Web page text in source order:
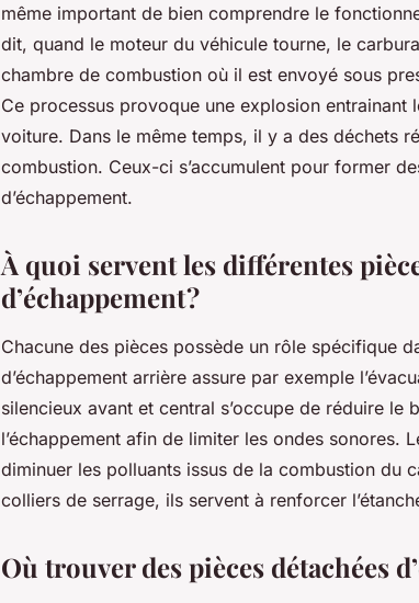
même important de bien comprendre le
dit, quand le moteur du véhicule tourne, le
chambre de combustion où il est envoyé sous
Ce processus provoque une explosion entrainant
voiture. Dans le même temps, il y a des déchets
combustion. Ceux-ci s’accumulent pour former
d’échappement.
À quoi servent les différentes
d’échappement ?
Chacune des pièces possède un rôle spécifique
d’échappement arrière assure par exemple
silencieux avant et central s’occupe de réduire
l’échappement afin de limiter les ondes sonores.
diminuer les polluants issus de la combustion du
colliers de serrage, ils servent à renforcer
Où trouver des pièces détachées